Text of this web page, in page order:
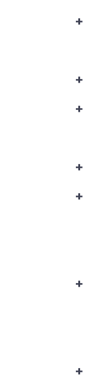
+
+
+
+
+
+
+